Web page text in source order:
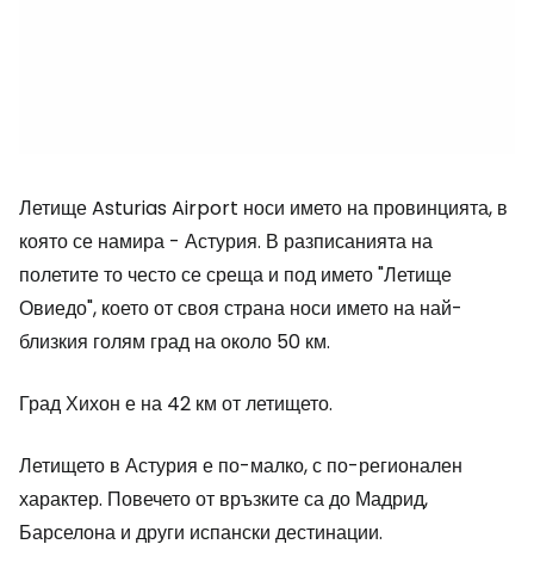
Летище Asturias Airport носи името на провинцията, в
която се намира - Астурия. В разписанията на
полетите то често се среща и под името "Летище
Овиедо", което от своя страна носи името на най-
близкия голям град на около 50 км.
Град Хихон е на 42 км от летището.
Летището в Астурия е по-малко, с по-регионален
характер. Повечето от връзките са до Мадрид,
Барселона и други испански дестинации.